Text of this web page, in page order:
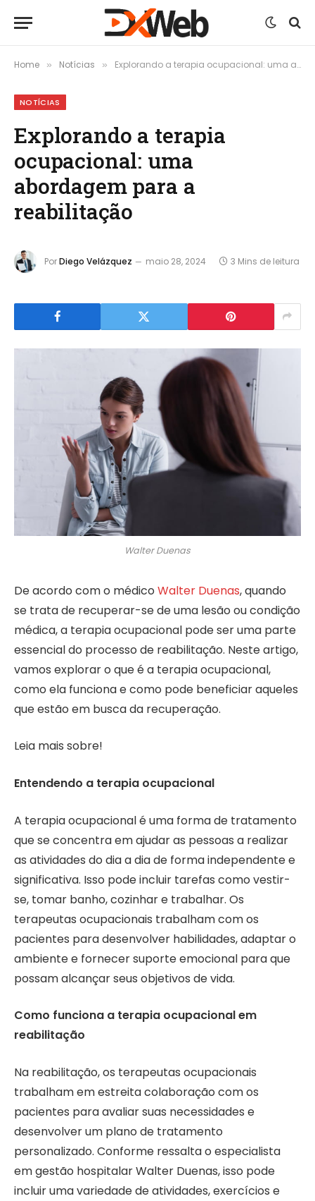
Home » Notícias » Explorando a terapia ocupacional: uma abordagem para a reabilitação
NOTÍCIAS
Explorando a terapia
ocupacional: uma
abordagem para a
reabilitação
PorDiego Velázquez maio 28, 2024 3 Mins de leitura
Walter Duenas
De acordo com o médico Walter Duenas, quando
se trata de recuperar-se de uma lesão ou condição
médica, a terapia ocupacional pode ser uma parte
essencial do processo de reabilitação. Neste artigo,
vamos explorar o que é a terapia ocupacional,
como ela funciona e como pode beneficiar aqueles
que estão em busca da recuperação.
Leia mais sobre!
Entendendo a terapia ocupacional
A terapia ocupacional é uma forma de tratamento
que se concentra em ajudar as pessoas a realizar
as atividades do dia a dia de forma independente e
significativa. Isso pode incluir tarefas como vestir-
se, tomar banho, cozinhar e trabalhar. Os
terapeutas ocupacionais trabalham com os
pacientes para desenvolver habilidades, adaptar o
ambiente e fornecer suporte emocional para que
possam alcançar seus objetivos de vida.
Como funciona a terapia ocupacional em
reabilitação
Na reabilitação, os terapeutas ocupacionais
trabalham em estreita colaboração com os
pacientes para avaliar suas necessidades e
desenvolver um plano de tratamento
personalizado. Conforme ressalta o especialista
em gestão hospitalar Walter Duenas, isso pode
incluir uma variedade de atividades, exercícios e